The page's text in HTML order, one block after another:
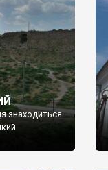
знаходиться